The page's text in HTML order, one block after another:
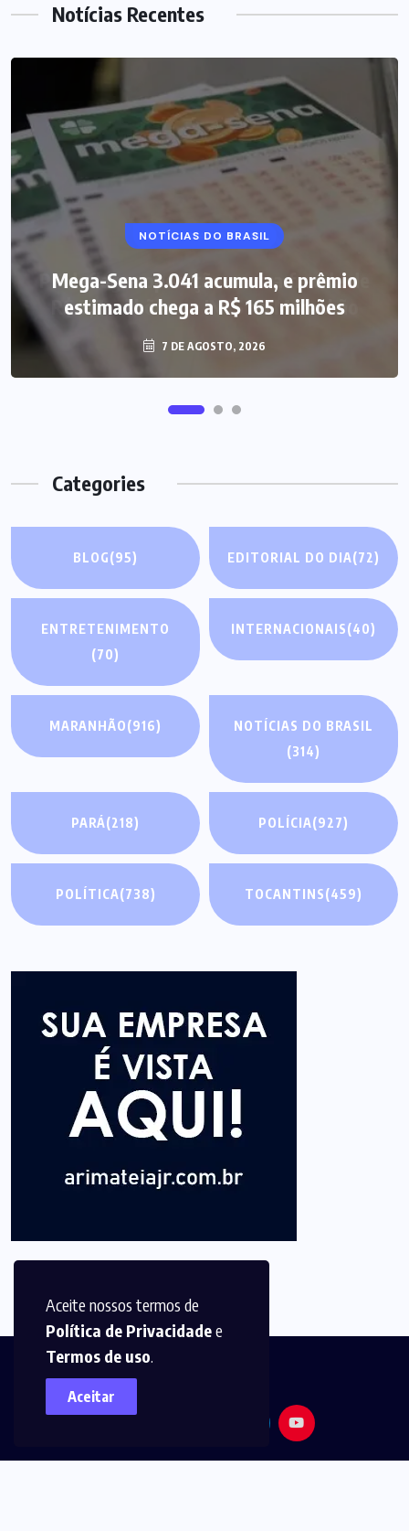
Aceite nossos termos de
Política de Privacidadee
Termos de uso.
Aceitar
Notícias Recentes
NOTÍCIAS DO BRASIL
Mega-Sena 3.041 acumula, e prêmio
estimado chega a R$ 165 milhões
7 DE AGOSTO, 2026
Categories
BLOG(95) EDITORIAL DO DIA(72)
ENTRETENIMENTO
(70)
INTERNACIONAIS(40)
MARANHÃO(916)
NOTÍCIAS DO BRASIL
(314)
PARÁ(218) POLÍCIA(927)
POLÍTICA(738) TOCANTINS(459)